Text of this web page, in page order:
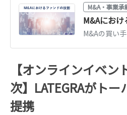
M&A・事業承
【オンラインイベ
次】LATEGRAがト
提携